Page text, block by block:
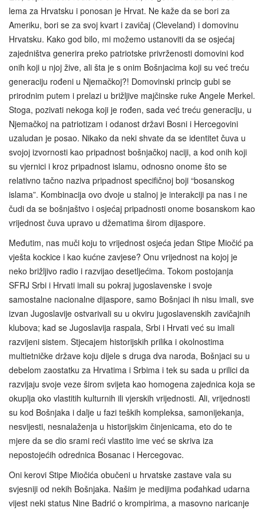
lema za Hrvatsku i ponosan je Hrvat. Ne kaže da se bori za
Ameriku, bori se za svoj kvart i zavičaj (Cleveland) i domovinu
Hrvatsku. Kako god bilo, mi možemo ustanoviti da se osjećaj
zajedništva generira preko patriotske privrženosti domovini kod
onih koji u njoj žive, ali šta je s onim Bošnjacima koji su već treću
generaciju rođeni u Njemačkoj?! Domovinski princip gubi se
prirodnim putem i prelazi u brižljive majčinske ruke Angele Merkel.
Stoga, pozivati nekoga koji je rođen, sada već treću generaciju, u
Njemačkoj na patriotizam i odanost državi Bosni i Hercegovini
uzaludan je posao. Nikako da neki shvate da se identitet čuva u
svojoj izvornosti kao pripadnost bošnjačkoj naciji, a kod onih koji
su vjernici i kroz pripadnost islamu, odnosno onome što se
relativno tačno naziva pripadnost specifičnoj boji “bosanskog
islama”. Kombinacija ovo dvoje u stalnoj je interakciji pa nas i ne
čudi da se bošnjaštvo i osjećaj pripadnosti onome bosanskom kao
vrijednost čuva upravo u džematima širom dijaspore.
Međutim, nas muči koju to vrijednost osjeća jedan Stipe Miočić pa
vješta kockice i kao kućne zavjese? Onu vrijednost na kojoj je
neko brižljivo radio i razvijao desetljećima. Tokom postojanja
SFRJ Srbi i Hrvati imali su pokraj jugoslavenske i svoje
samostalne nacionalne dijaspore, samo Bošnjaci ih nisu imali, sve
izvan Jugoslavije ostvarivali su u okviru jugoslavenskih zavičajnih
klubova; kad se Jugoslavija raspala, Srbi i Hrvati već su imali
razvijeni sistem. Stjecajem historijskih prilika i okolnostima
multietničke države koju dijele s druga dva naroda, Bošnjaci su u
debelom zaostatku za Hrvatima i Srbima i tek su sada u prilici da
razvijaju svoje veze širom svijeta kao homogena zajednica koja se
okuplja oko vlastitih kulturnih ili vjerskih vrijednosti. Ali, vrijednosti
su kod Bošnjaka i dalje u fazi teških kompleksa, samonijekanja,
nesvijesti, nesnalaženja u historijskim činjenicama, eto do te
mjere da se dio srami reći vlastito ime već se skriva iza
nepostojećih odrednica Bosanac i Hercegovac.
Oni kerovi Stipe Miočića obučeni u hrvatske zastave vala su
svjesniji od nekih Bošnjaka. Našim je medijima pođahkad udarna
vijest neki status Nine Badrić o krompirima, a masovno naricanje